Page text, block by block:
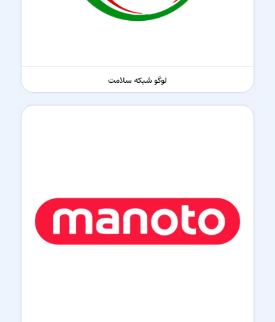
لوگو شبکه سلامت